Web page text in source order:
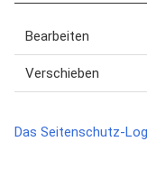
Bearbeiten
Verschieben
Das Seitenschutz-